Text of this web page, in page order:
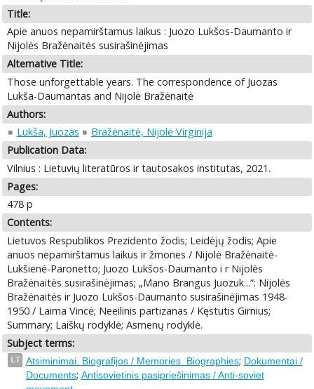
Title:
Apie anuos nepamirštamus laikus : Juozo Lukšos-Daumanto ir
Nijolės Bražėnaitės susirašinėjimas
Alternative Title:
Those unforgettable years. The correspondence of Juozas
Lukša-Daumantas and Nijolė Bražėnaitė
Authors:
Lukša, Juozas
Bražėnaitė, Nijolė Virginija
Publication Data:
Vilnius : Lietuvių literatūros ir tautosakos institutas, 2021.
Pages:
478 p
Contents:
Lietuvos Respublikos Prezidento žodis; Leidėjų žodis; Apie
anuos nepamirštamus laikus ir žmones / Nijolė Bražėnaitė-
Lukšienė-Paronetto; Juozo Lukšos-Daumanto i r Nijolės
Bražėnaitės susirašinėjimas; „Mano Brangus Juozuk...“: Nijolės
Bražėnaitės ir Juozo Lukšos-Daumanto susirašinėjimas 1948-
1950 / Laima Vincė; Neeilinis partizanas / Kęstutis Girnius;
Summary; Laiškų rodyklė; Asmenų rodyklė.
Subject terms:
LT Atsiminimai. Biografijos / Memories. Biographies; Dokumentai /
Documents; Antisovietinis pasipriešinimas / Anti-soviet